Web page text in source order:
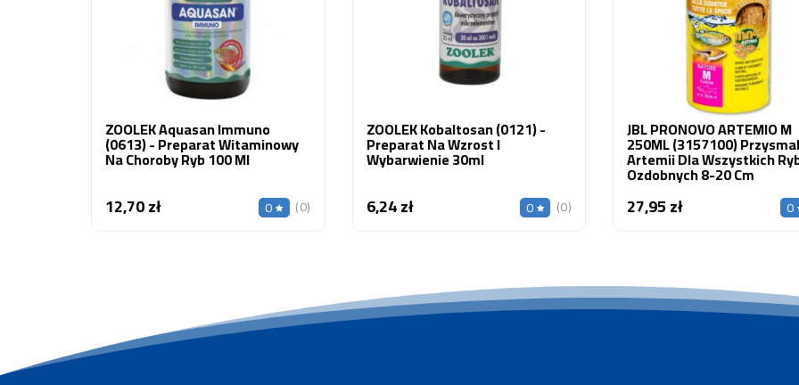
ZOOLEK Aquasan Immuno
(0613) - Preparat Witaminowy
Na Choroby Ryb 100 Ml
12,70 złCena 0 (0)
ZOOLEK Kobaltosan (0121) -
Preparat Na Wzrost I
Wybarwienie 30ml
6,24 złCena 0 (0)
JBL PRONOVO ARTEMIO M
250ML (3157100)
Artemii Dla Wszystkich
Ozdobnych 8-20 Cm
27,95 złCena 0